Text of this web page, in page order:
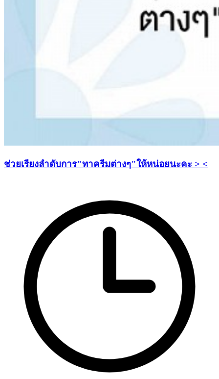
ช่วยเรียงลำดับการ"ทาครีมต่างๆ"ให้หน่อยนะคะ > <